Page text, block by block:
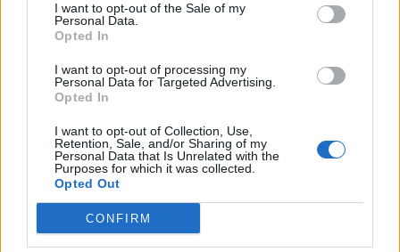
I want to opt-out of the Sale of my
Personal Data.
Opted In
I want to opt-out of processing my
Personal Data for Targeted Advertising.
Opted In
I want to opt-out of Collection, Use,
Retention, Sale, and/or Sharing of my
Personal Data that Is Unrelated with the
Purposes for which it was collected.
Opted Out
CONFIRM
PIÙ LETTI OGGI
L'Accademia Sulcitana prende il mediano
Puddu, allo Jerzu l'attaccante Bebo Atzori
10 Ago 2026
La COS approda a Barisardo tra conferme,
nuovi volti e mister Loi a fare da filo
conduttore